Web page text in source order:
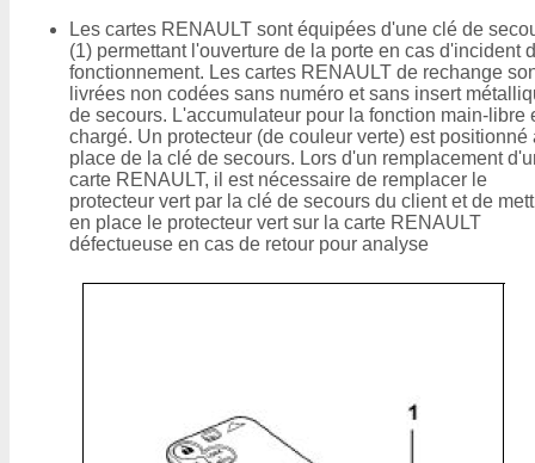
Les cartes RENAULT sont équipées d'une clé de
(1) permettant l'ouverture de la porte en cas d'incident
fonctionnement. Les cartes RENAULT de rechange
livrées non codées sans numéro et sans insert
de secours. L'accumulateur pour la fonction main-libre
chargé. Un protecteur (de couleur verte) est positionné
place de la clé de secours. Lors d'un remplacement
carte RENAULT, il est nécessaire de remplacer le
protecteur vert par la clé de secours du client et de
en place le protecteur vert sur la carte RENAULT
défectueuse en cas de retour pour analyse